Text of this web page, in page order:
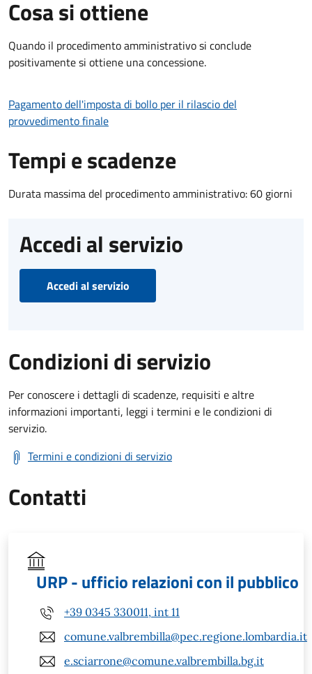
Cosa si ottiene
Quando il procedimento amministrativo si conclude
positivamente si ottiene una concessione.
Pagamento dell'imposta di bollo per il rilascio del
provvedimento finale
Tempi e scadenze
Durata massima del procedimento amministrativo: 60 giorni
Accedi al servizio
Accedi al servizio
Condizioni di servizio
Per conoscere i dettagli di scadenze, requisiti e altre
informazioni importanti, leggi i termini e le condizioni di
servizio.
Termini e condizioni di servizio
Contatti
URP - ufficio relazioni con il pubblico
+39 0345 330011, int 11
comune.valbrembilla@pec.regione.lombardia.it
e.sciarrone@comune.valbrembilla.bg.it